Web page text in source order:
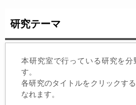
研究テーマ
本研究室で行っている研究を分
す。
各研究のタイトルをクリックす
なれます。